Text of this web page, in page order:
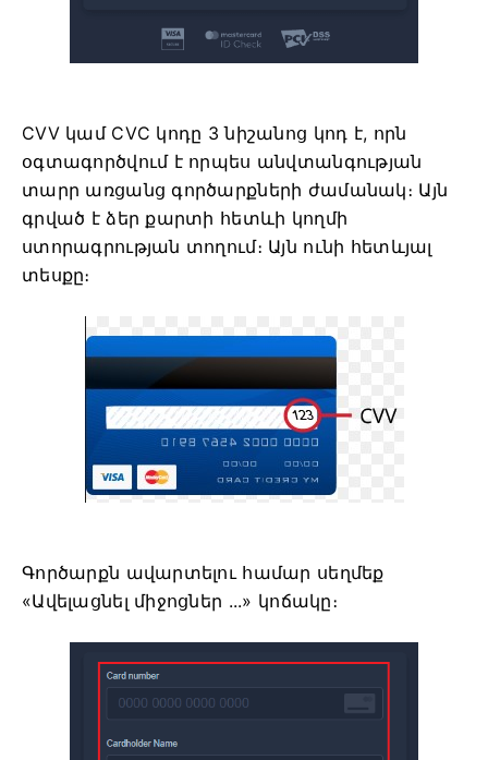
CVV կամ СVС կոդը 3 նիշանոց կոդ է, որն
օգտագործվում է որպես անվտանգության
տարր առցանց գործարքների ժամանակ։ Այն
գրված է ձեր քարտի հետևի կողմի
ստորագրության տողում։ Այն ունի հետևյալ
տեսքը։
Գործարքն ավարտելու համար սեղմեք
«Ավելացնել միջոցներ ...» կոճակը։